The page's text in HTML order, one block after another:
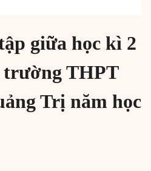
giữa học kì 2
THPT
Trị năm học